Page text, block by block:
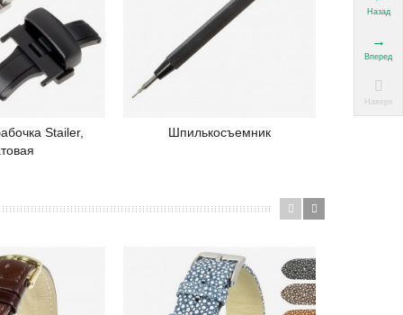
Stailer,
Подробнее
Шпилькосъемник
Назад
Вперед
Наверх